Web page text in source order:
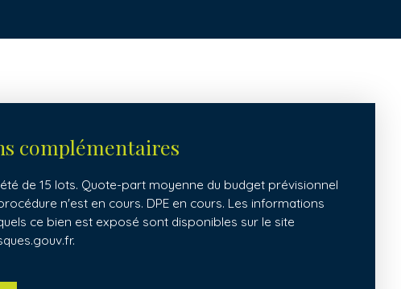
complémentaires
de 15 lots. Quote-part moyenne du budget prévisionnel
n'est en cours. DPE en cours. Les informations
ce bien est exposé sont disponibles sur le site